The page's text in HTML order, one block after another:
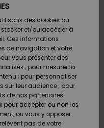
des cookies ou
et/ou accéder à
Ces informations
de navigation et votre
vous présenter des
; pour mesurer la
; pour personnaliser
sur leur audience ; pour
de nos partenaires.
pour accepter ou non les
ou vous y opposer
pas de votre